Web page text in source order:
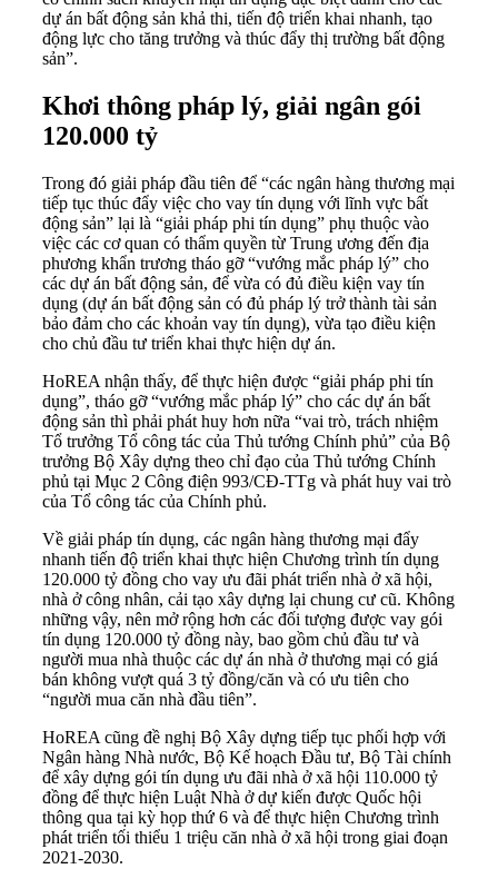
dự án bất động sản khả thi, tiến độ triển khai nhanh, tạo
động lực cho tăng trưởng và thúc đẩy thị trường bất động
sản”.
Khơi thông pháp lý, giải ngân gói
120.000 tỷ
Trong đó giải pháp đầu tiên để “các ngân hàng thương mại
tiếp tục thúc đẩy việc cho vay tín dụng với lĩnh vực bất
động sản” lại là “giải pháp phi tín dụng” phụ thuộc vào
việc các cơ quan có thẩm quyền từ Trung ương đến địa
phương khẩn trương tháo gỡ “vướng mắc pháp lý” cho
các dự án bất động sản, để vừa có đủ điều kiện vay tín
dụng (dự án bất động sản có đủ pháp lý trở thành tài sản
bảo đảm cho các khoản vay tín dụng), vừa tạo điều kiện
cho chủ đầu tư triển khai thực hiện dự án.
HoREA nhận thấy, để thực hiện được “giải pháp phi tín
dụng”, tháo gỡ “vướng mắc pháp lý” cho các dự án bất
động sản thì phải phát huy hơn nữa “vai trò, trách nhiệm
Tổ trưởng Tổ công tác của Thủ tướng Chính phủ” của Bộ
trưởng Bộ Xây dựng theo chỉ đạo của Thủ tướng Chính
phủ tại Mục 2 Công điện 993/CĐ-TTg và phát huy vai trò
của Tổ công tác của Chính phủ.
Về giải pháp tín dụng, các ngân hàng thương mại đẩy
nhanh tiến độ triển khai thực hiện Chương trình tín dụng
120.000 tỷ đồng cho vay ưu đãi phát triển nhà ở xã hội,
nhà ở công nhân, cải tạo xây dựng lại chung cư cũ. Không
những vậy, nên mở rộng hơn các đối tượng được vay gói
tín dụng 120.000 tỷ đồng này, bao gồm chủ đầu tư và
người mua nhà thuộc các dự án nhà ở thương mại có giá
bán không vượt quá 3 tỷ đồng/căn và có ưu tiên cho
“người mua căn nhà đầu tiên”.
HoREA cũng đề nghị Bộ Xây dựng tiếp tục phối hợp với
Ngân hàng Nhà nước, Bộ Kế hoạch Đầu tư, Bộ Tài chính
để xây dựng gói tín dụng ưu đãi nhà ở xã hội 110.000 tỷ
đồng để thực hiện Luật Nhà ở dự kiến được Quốc hội
thông qua tại kỳ họp thứ 6 và để thực hiện Chương trình
phát triển tối thiểu 1 triệu căn nhà ở xã hội trong giai đoạn
2021-2030.